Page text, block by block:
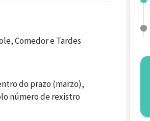
Comedor e Tardes
do prazo (marzo),
número de rexistro